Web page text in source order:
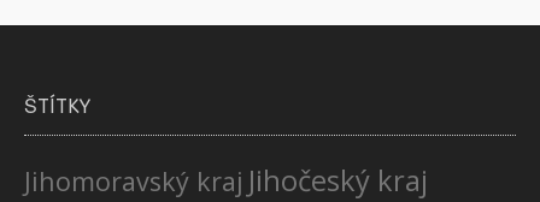
ŠTÍTKY
Jihomoravský kraj Jihočeský kraj